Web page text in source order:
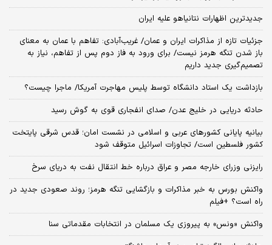
جدیدترین اظهارات نتانیاهو علیه ایران
جزئیات تازه از مذاکرات ایران و عمان/ غریب‌آبادی: تفاهم با عمان به معنای
باز شدن تنگه هرمز نیست/ برای ورود به فاز دوم پس از تفاهم، نیاز به
تصمیم‌گیری جدید داریم
بازداشت یک استاد دانشگاه توسط پلیس مهاجرت آمریکا/ ماجرا چیست؟
حادثه دریایی در خلیج عدن/ صدای انفجاری قوی به گوش رسید
بیانیه پایانی کشورهای عربی و اسلامی در نشست امان؛ قدس شرقی پایتخت
کشور فلسطین است/ تجاوزات اسرائیل متوقف شود
رایزنی وزرای خارجه مصر و عراق درباره خط انتقال نفت به دریای سرخ
واکنش بورس به خبر مذاکرات و بازگشایی تنگه هرمز؛ روند صعودی جدید در
راه است؟ +فیلم
واکنش «ونس» به پیروزی یک مسلمان در انتخابات مقدماتی سنا